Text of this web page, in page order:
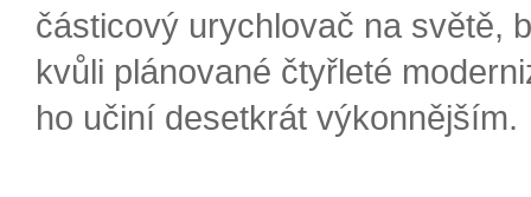
částicový urychlovač na světě,
kvůli plánované čtyřleté
ho učiní desetkrát výkonnějším.